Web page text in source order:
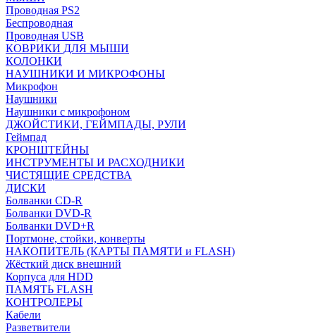
Проводная PS2
Беспроводная
Проводная USB
КОВРИКИ ДЛЯ МЫШИ
КОЛОНКИ
НАУШНИКИ И МИКРОФОНЫ
Микрофон
Наушники
Наушники с микрофоном
ДЖОЙСТИКИ, ГЕЙМПАДЫ, РУЛИ
Геймпад
КРОНШТЕЙНЫ
ИНСТРУМЕНТЫ И РАСХОДНИКИ
ЧИСТЯЩИЕ СРЕДСТВА
ДИСКИ
Болванки CD-R
Болванки DVD-R
Болванки DVD+R
Портмоне, стойки, конверты
НАКОПИТЕЛЬ (КАРТЫ ПАМЯТИ и FLASH)
Жёсткий диск внешний
Корпуса для HDD
ПАМЯТЬ FLASH
КОНТРОЛЕРЫ
Кабели
Разветвители